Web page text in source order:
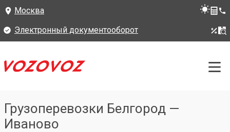
Москва
Электронный документооборот
Грузоперевозки Белгород —
Иваново